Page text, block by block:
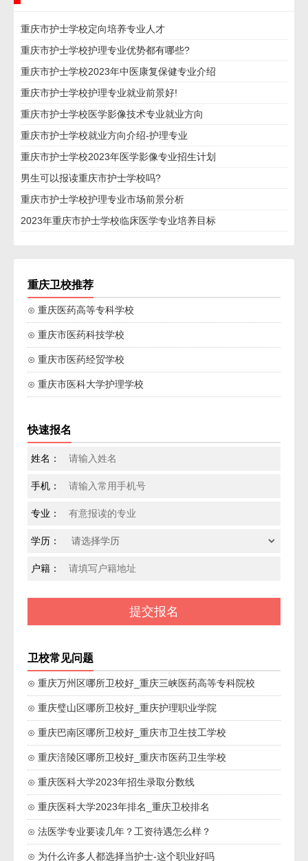
重庆市护士学校定向培养专业人才
重庆市护士学校护理专业优势都有哪些?
重庆市护士学校2023年中医康复保健专业介绍
重庆市护士学校护理专业就业前景好!
重庆市护士学校医学影像技术专业就业方向
重庆市护士学校就业方向介绍-护理专业
重庆市护士学校2023年医学影像专业招生计划
男生可以报读重庆市护士学校吗?
重庆市护士学校护理专业市场前景分析
2023年重庆市护士学校临床医学专业培养目标
重庆卫校推荐
⊙ 重庆医药高等专科学校
⊙ 重庆市医药科技学校
⊙ 重庆市医药经贸学校
⊙ 重庆市医科大学护理学校
快速报名
姓名：
手机：
专业：
学历：
户籍：
卫校常见问题
⊙ 重庆万州区哪所卫校好_重庆三峡医药高等专科院校
⊙ 重庆璧山区哪所卫校好_重庆护理职业学院
⊙ 重庆巴南区哪所卫校好_重庆市卫生技工学校
⊙ 重庆涪陵区哪所卫校好_重庆市医药卫生学校
⊙ 重庆医科大学2023年招生录取分数线
⊙ 重庆医科大学2023年排名_重庆卫校排名
⊙ 法医学专业要读几年？工资待遇怎么样？
⊙ 为什么许多人都选择当护士-这个职业好吗